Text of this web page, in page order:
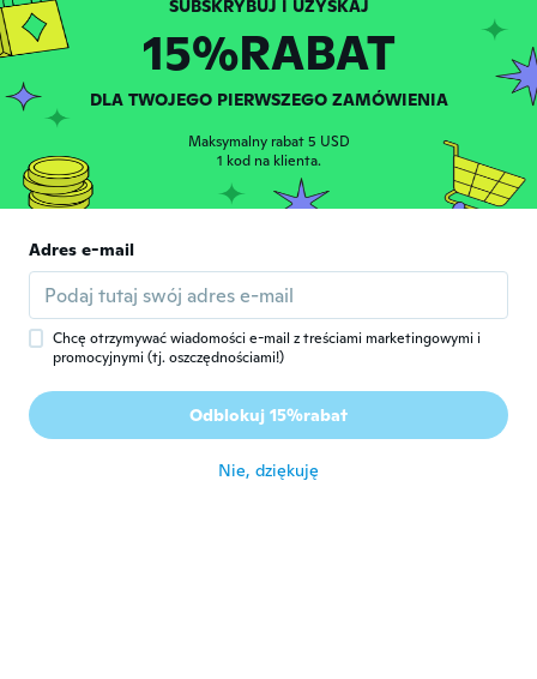
T Tia-anya
Rok dołączenia 2020 6
opinie
około 6 roku temu
Rok dołączenia 2020 · 14 opinie
około 6 roku temu
H Henry
Rok dołączenia 2019 · 2 opinie
około 6 roku temu
V Valdecir
Rok dołączenia 2017 · 56 opinie · 2 przesłane
Bom pŕoduto
15%RABAT
DLA TWOJEGO PIERWSZEGO ZAMÓWIENIA
Maksymalny rabat 5 USD
1 kod na klienta.
Adres e-mail
Chcę otrzymywać wiadomości e-mail z treściami marketingowymi i
promocyjnymi (tj. oszczędnościami!)
Odblokuj 15%rabat
Nie, dziękuję